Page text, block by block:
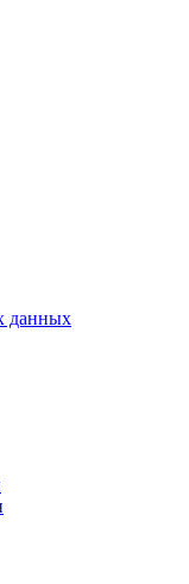
данных